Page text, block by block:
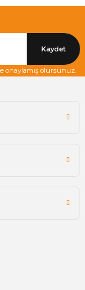
Kaydet
onaylamış olursunuz.